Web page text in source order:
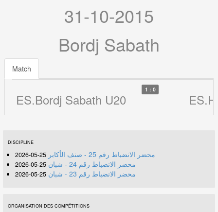
31-10-2015
Bordj Sabath
Match
ES.Bordj Sabath U20
1 : 0
DISCIPLINE
محضر الانضباط رقم 25 - صنف الأكابر 25-05-2026
محضر الانضباط رقم 24 - شبان 25-05-2026
محضر الانضباط رقم 23 - شبان 25-05-2026
ORGANISATION DES COMPÉTITIONS